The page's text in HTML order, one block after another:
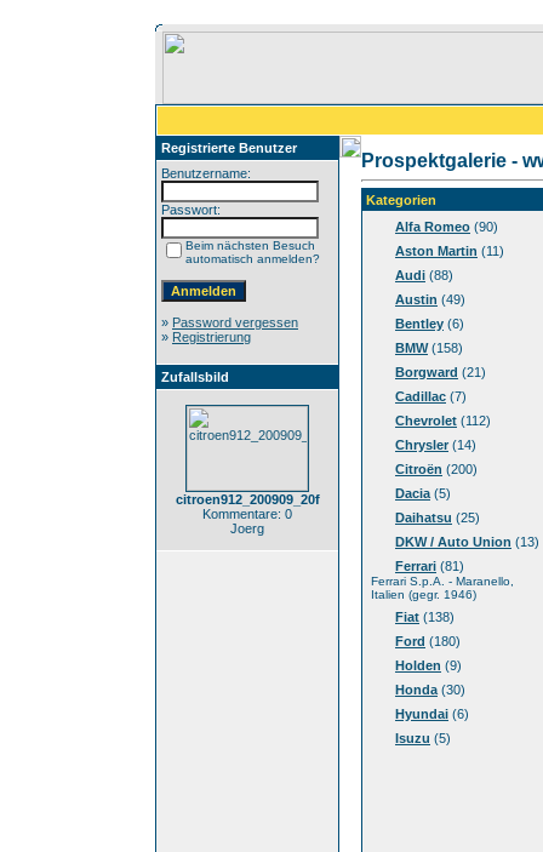
Registrierte Benutzer
Benutzername:
Passwort:
Beim nächsten Besuch
automatisch anmelden?
» Password vergessen
» Registrierung
Zufallsbild
citroen912_200909_20f
Kommentare: 0
Joerg
Prospektgalerie -
Kategorien
Alfa Romeo (90)
Aston Martin (11)
Audi (88)
Austin (49)
Bentley (6)
BMW(158)
Borgward (21)
Cadillac (7)
Chevrolet (112)
Chrysler(14)
Citroën (200)
Dacia (5)
Daihatsu (25)
DKW / Auto Union (13)
Ferrari (81)
Ferrari S.p.A. - Maranello,
Italien (gegr. 1946)
Fiat (138)
Ford (180)
Holden (9)
Honda (30)
Hyundai (6)
Isuzu (5)